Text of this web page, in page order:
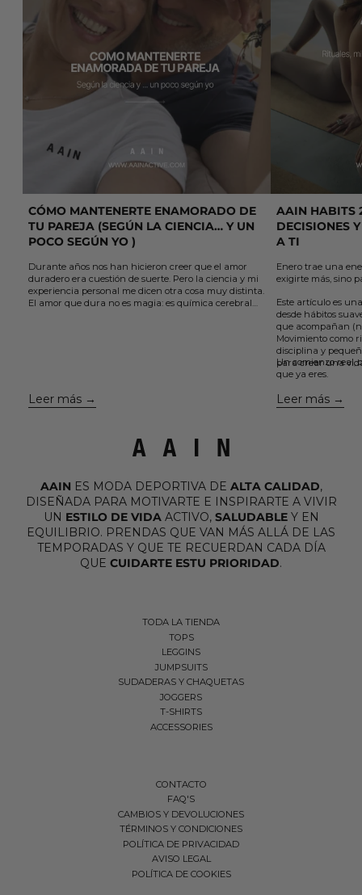
CÓMO MANTENERTE ENAMORADO DE
TU PAREJA (SEGÚN LA CIENCIA… Y UN
POCO SEGÚN YO )
Durante años nos han hicieron creer que el amor
duradero era cuestión de suerte. Pero la ciencia y mi
experiencia personal me dicen otra cosa muy distinta.
El amor que dura no es magia: es química cerebral
Leer más
AAIN HABITS
DECISIONES
A TI
Enero trae una
exigirte más, sino
Este artículo es
desde hábitos
que acompañan
Movimiento como
disciplina y
para crear una
Un comienzo real,
que ya eres.
Leer más
AAIN ES MODA DEPORTIVA DE ALTA CALIDAD,
DISEÑADA PARA MOTIVARTE E INSPIRARTE A VIVIR
UN ESTILO DE VIDA ACTIVO, SALUDABLEY EN
EQUILIBRIO. PRENDAS QUE VAN MÁS ALLÁ DE LAS
TEMPORADAS Y QUE TE RECUERDAN CADA DÍA
QUE CUIDARTE ESTU PRIORIDAD.
TODA LA TIENDA
TOPS
LEGGINS
JUMPSUITS
SUDADERAS Y CHAQUETAS
JOGGERS
T-SHIRTS
ACCESSORIES
CONTACTO
FAQ'S
CAMBIOS Y DEVOLUCIONES
TÉRMINOS Y CONDICIONES
POLÍTICA DE PRIVACIDAD
AVISO LEGAL
POLÍTICA DE COOKIES